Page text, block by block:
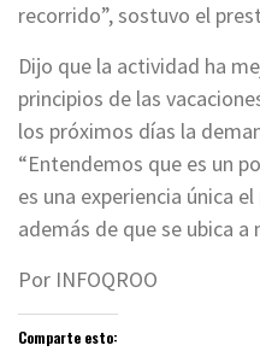
recorrido”, sostuvo el
Dijo que la actividad ha
principios de las
los próximos días la
“Entendemos que es un
es una experiencia única
además de que se ubica a
Por INFOQROO
Comparte esto: